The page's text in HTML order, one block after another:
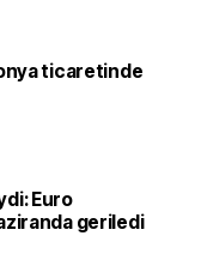
ticaretinde
Euro
geriledi